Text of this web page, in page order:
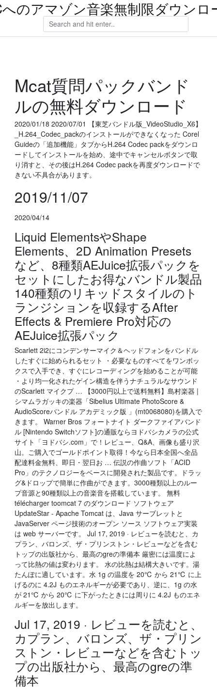
のアマゾン音楽無制限ダウンロ
Mcat質問パックバンド
ルの無料ダウンロード
2020/01/18 2020/07/01 【東芝バンドル版_VideoStudio_X6】
_H.264_Codec_packのインストールができなくなった Corel
Guideの「追加機能」タブからH.264 Codec packをダウンロ
ードしてインストールを始め、途中でキャンセルボタンで取
り消すと、その後はH.264 Codec packを再度ダウンロードで
きない不具合があります。
2019/11/07
2020/04/14
Liquid ElementsやShape
Elements、2D Animation Presets
など、8種類AEJuice拡張パックを
セットにしたお得なバンドル製品
140種類のリキッドスタイルのト
ランジションを収録するAfter
Effects & Premiere Pro対応の
AEJuice拡張パック
Scarlett 2i2にコンデンサーマイク＆ヘッドフォンをバンドル
したすぐに始められるセット ・必要なものすべてをワンボッ
クスで入手でき、すぐにレコーディングを始めることが可能
・より均一化されたゲイン構造を伴うナチュラルなサウンド
のScarlett マイクプ … 【3000円以上で送料無料】島村楽器 |
シマムラガッキの楽器「Sibelius Ultimate PhotoScore &
AudioScoreバンドル アカデミック版 」(mt0068080)を購入で
きます。 Warner Bros フォートナイト ダークファイアバンド
ル [Nintendo Switchソフト]の通販ならヨドバシカメラの公式
サイト「ヨドバシ.com」で！レビュー、Q&A、画像も盛り沢
山。ご購入でゴールドポイント取得！今なら日本全国へ全品
配達料金無料、即日・翌日お … 伝説の作曲ソフト「ACID
Pro」のテクノロジーをベースに開発された製品です。ドラッ
グ&ドロップで簡単に作曲ができます。3000種類以上のルー
プ音源と90種類以上の音楽音を搭載しています。 無料
télécharger toomcat 7 のダウンロード ソフトウェア
UpdateStar - Apache Tomcat は、Java サーブレットと
JavaServer ページ技術のオープン ソース ソフトウェア実装
は web サーバーです。 Jul 17, 2019 · レビューを読むと、カ
プラン、バロンズ、ザ・プリンストン・レビューなどを含む
トップの出版社から、最高のgreの準備本 厳密には温度によ
って比熱の値は変わります。 水の比熱は結構大きいです。湯
たんぽに適しています。水 1g の温度を 20℃ から 21℃ に上
げるのに 4.2J ものエネルギーが必要であり、逆に、1g の水
が 21℃ から 20℃ に下がったときには周りに 4.2J ものエネ
ルギーを放出します。
Jul 17, 2019 · レビューを読むと、
カプラン、バロンズ、ザ・プリン
ストン・レビューなどを含むトッ
プの出版社から、最高のgreの準
備本